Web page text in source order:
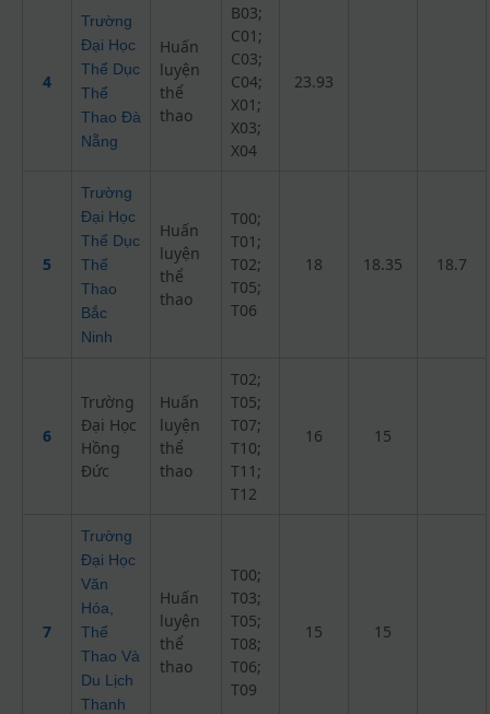
4
Trường
Đại Học
Thể Dục
Thể
Thao Đà
Nẵng
Huấn
luyện
thể
thao
B03;
C01;
C03;
C04;
X01;
X03;
X04
23.93
5
Trường
Đại Học
Thể Dục
Thể
Thao
Bắc
Ninh
Huấn
luyện
thể
thao
T00;
T01;
T02;
T05;
T06
18 18.35 18.7
6
Trường
Đại Học
Hồng
Đức
Huấn
luyện
thể
thao
T02;
T05;
T07;
T10;
T11;
T12
16 15
7
Trường
Đại Học
Văn
Hóa,
Thể
Thao Và
Du Lịch
Thanh
Huấn
luyện
thể
thao
T00;
T03;
T05;
T08;
T06;
T09
15 15